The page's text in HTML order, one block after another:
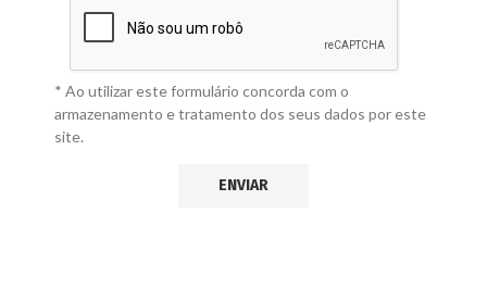
* Ao utilizar este formulário concorda com o
armazenamento e tratamento dos seus dados por este
site.